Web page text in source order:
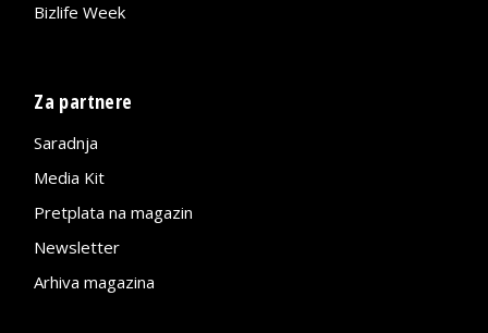
Bizlife Week
Za partnere
Saradnja
Media Kit
Pretplata na magazin
Newsletter
Arhiva magazina